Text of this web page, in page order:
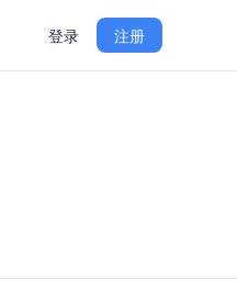
切换语言
登录 注册